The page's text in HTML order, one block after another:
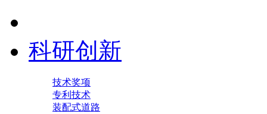
科研创新
技术奖项
专利技术
装配式道路